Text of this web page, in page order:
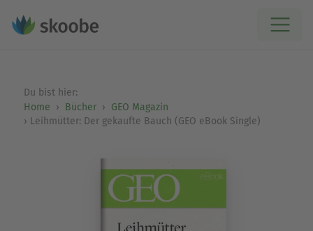
Du bist hier:
Home
Bücher
GEO Magazin
Leihmütter: Der gekaufte Bauch (GEO eBook Single)